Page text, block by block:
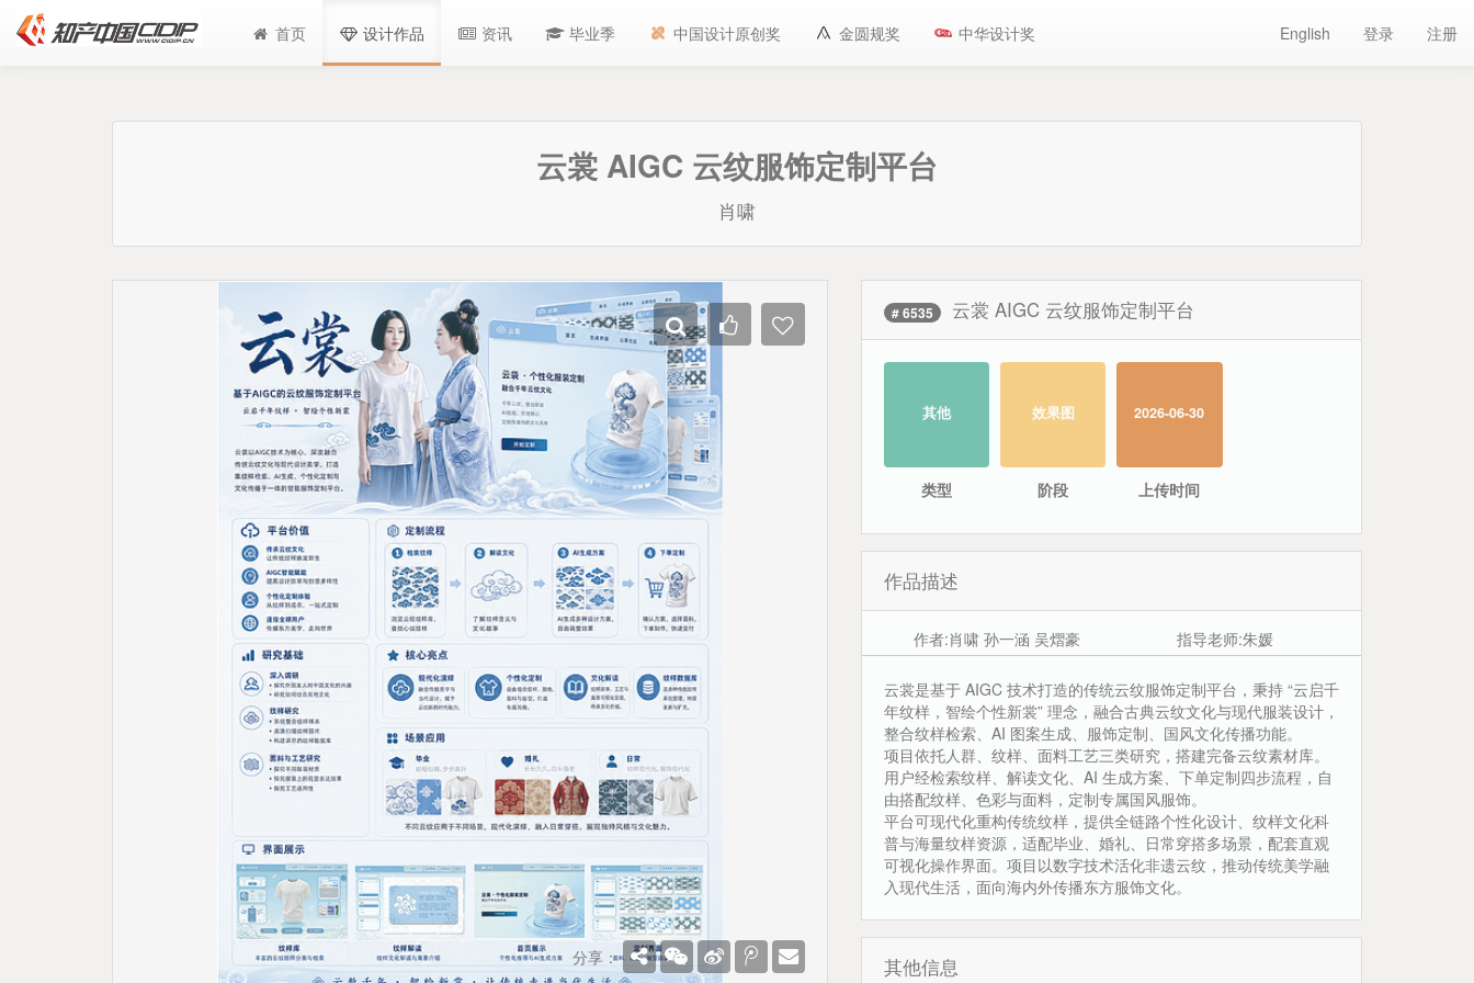
首页 设计作品 资讯 毕业季 中国设计原创奖 金圆规奖 中华设计奖 English 登录 注册
云裳 AIGC 云纹服饰定制平台
肖啸
分享：
# 6535 云裳 AIGC 云纹服饰定制平台
其他
类型
效果图
阶段
2026-06-30
上传时间
作品描述
作者:肖啸 孙一涵 吴熠豪 指导老师:朱媛
云裳是基于 AIGC 技术打造的传统云纹服饰定制平台，秉持 “云启千
年纹样，智绘个性新裳” 理念，融合古典云纹文化与现代服装设计，
整合纹样检索、AI 图案生成、服饰定制、国风文化传播功能。
项目依托人群、纹样、面料工艺三类研究，搭建完备云纹素材库。
用户经检索纹样、解读文化、AI 生成方案、下单定制四步流程，自
由搭配纹样、色彩与面料，定制专属国风服饰。
平台可现代化重构传统纹样，提供全链路个性化设计、纹样文化科
普与海量纹样资源，适配毕业、婚礼、日常穿搭多场景，配套直观
可视化操作界面。项目以数字技术活化非遗云纹，推动传统美学融
入现代生活，面向海内外传播东方服饰文化。
其他信息